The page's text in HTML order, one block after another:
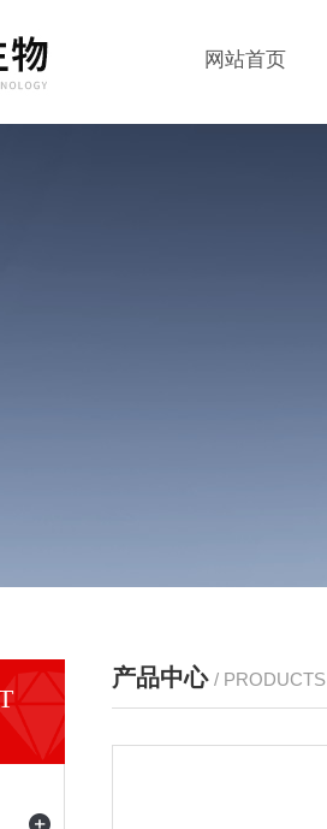
网站首页
产品中心 / PRODUCTS